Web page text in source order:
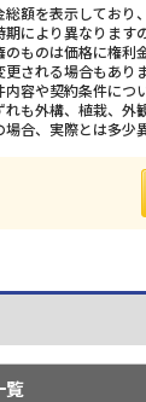
額を表示しており
により異なります
ものは価格に権利
される場合もあり
容や契約条件につ
も外構、植栽、外
合、実際とは多少
覧